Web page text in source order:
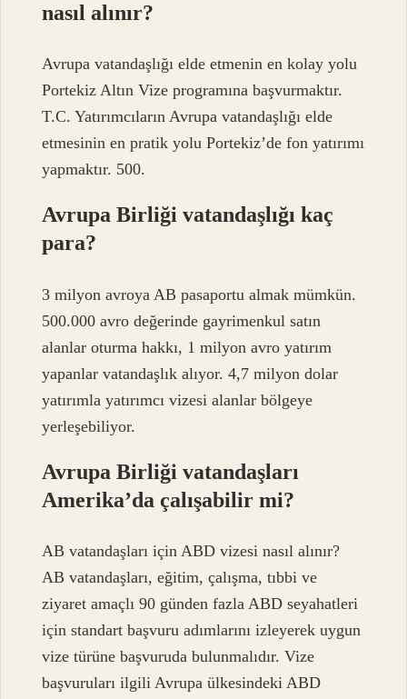
nasıl alınır?
Avrupa vatandaşlığı elde etmenin en kolay yolu
Portekiz Altın Vize programına başvurmaktır.
T.C. Yatırımcıların Avrupa vatandaşlığı elde
etmesinin en pratik yolu Portekiz’de fon yatırımı
yapmaktır. 500.
Avrupa Birliği vatandaşlığı kaç
para?
3 milyon avroya AB pasaportu almak mümkün.
500.000 avro değerinde gayrimenkul satın
alanlar oturma hakkı, 1 milyon avro yatırım
yapanlar vatandaşlık alıyor. 4,7 milyon dolar
yatırımla yatırımcı vizesi alanlar bölgeye
yerleşebiliyor.
Avrupa Birliği vatandaşları
Amerika’da çalışabilir mi?
AB vatandaşları için ABD vizesi nasıl alınır?
AB vatandaşları, eğitim, çalışma, tıbbi ve
ziyaret amaçlı 90 günden fazla ABD seyahatleri
için standart başvuru adımlarını izleyerek uygun
vize türüne başvuruda bulunmalıdır. Vize
başvuruları ilgili Avrupa ülkesindeki ABD